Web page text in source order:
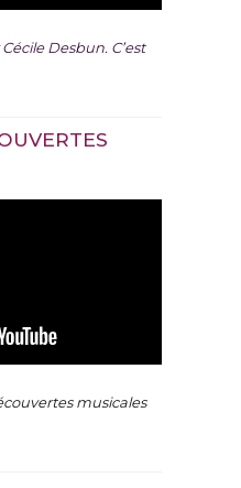
Desbun. C’est
musicales